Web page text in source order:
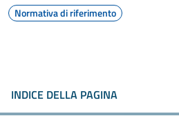
Normativa di riferimento
INDICE DELLA PAGINA